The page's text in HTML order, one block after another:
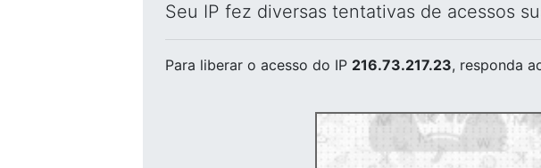
Seu IP fez diversas tentativas de acessos
Para liberar o acesso do IP 216.73.217.23, responda